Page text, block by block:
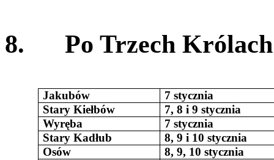
8. Po Trzech
Jakubów
7 stycznia
Stary Kiełbów
7, 8 i 9 stycznia
Wyręba
7 stycznia
Stary Kadłub
8, 9 i 10 stycznia
Osów
8, 9, 10 stycznia